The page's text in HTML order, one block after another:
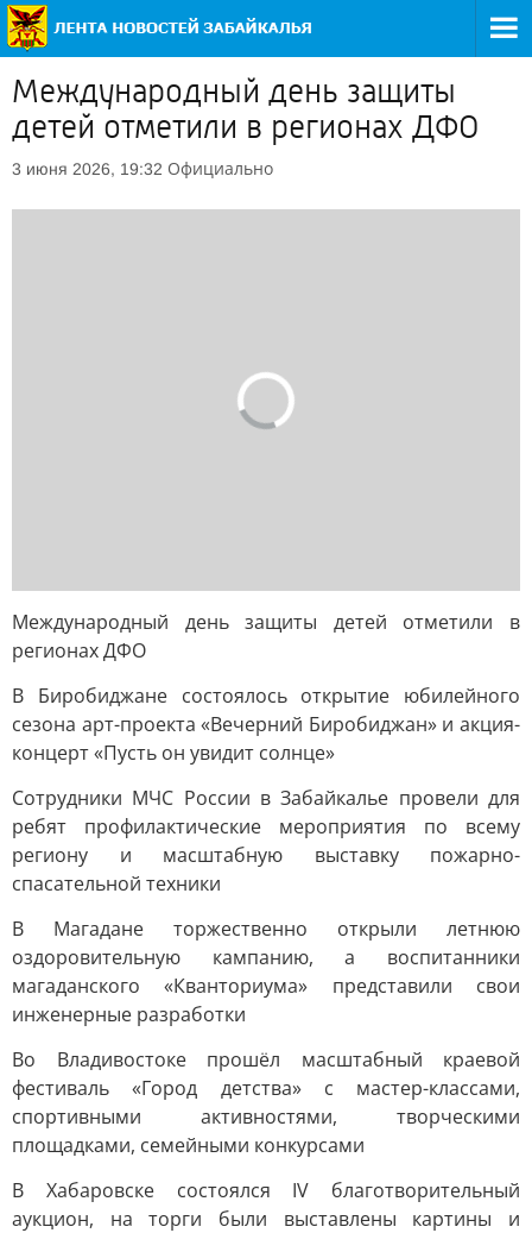
Международный день защиты
детей отметили в регионах ДФО
3 июня 2026, 19:32 Официально
Международный день защиты детей отметили в
регионах ДФО
В Биробиджане состоялось открытие юбилейного
сезона арт-проекта «Вечерний Биробиджан» и акция-
концерт «Пусть он увидит солнце»
Сотрудники МЧС России в Забайкалье провели для
ребят профилактические мероприятия по всему
региону и масштабную выставку пожарно-
спасательной техники
В Магадане торжественно открыли летнюю
оздоровительную кампанию, а воспитанники
магаданского «Кванториума» представили свои
инженерные разработки
Во Владивостоке прошёл масштабный краевой
фестиваль «Город детства» с мастер-классами,
спортивными активностями, творческими
площадками, семейными конкурсами
В Хабаровске состоялся IV благотворительный
аукцион, на торги были выставлены картины и